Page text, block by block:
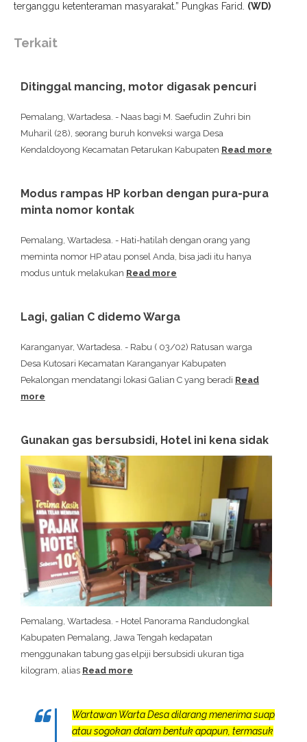
terganggu ketenteraman masyarakat.” Pungkas Farid. (WD)
Terkait
Ditinggal mancing, motor digasak pencuri
Pemalang, Wartadesa. - Naas bagi M. Saefudin Zuhri bin
Muharil (28), seorang buruh konveksi warga Desa
Kendaldoyong Kecamatan Petarukan Kabupaten Read more
Modus rampas HP korban dengan pura-pura
minta nomor kontak
Pemalang, Wartadesa. - Hati-hatilah dengan orang yang
meminta nomor HP atau ponsel Anda, bisa jadi itu hanya
modus untuk melakukan Read more
Lagi, galian C didemo Warga
Karanganyar, Wartadesa. - Rabu ( 03/02) Ratusan warga
Desa Kutosari Kecamatan Karanganyar Kabupaten
Pekalongan mendatangi lokasi Galian C yang beradi Read
more
Gunakan gas bersubsidi, Hotel ini kena sidak
Pemalang, Wartadesa. - Hotel Panorama Randudongkal
Kabupaten Pemalang, Jawa Tengah kedapatan
menggunakan tabung gas elpiji bersubsidi ukuran tiga
kilogram, alias Read more
Wartawan Warta Desa dilarang menerima suap
atau sogokan dalam bentuk apapun, termasuk